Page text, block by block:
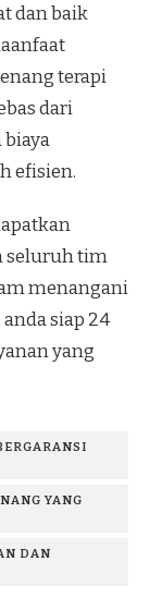
dan baik
terapi
dari
efisien.
seluruh tim
menangani
siap 24
yang
YANG
DAN